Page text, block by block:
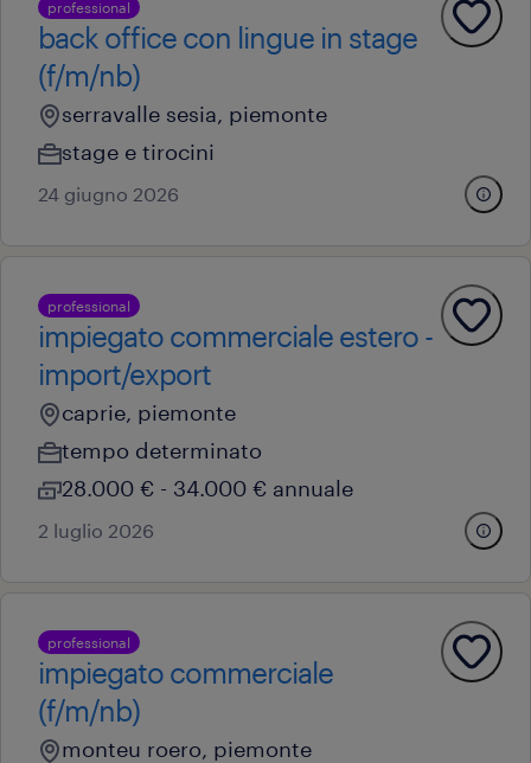
professional
back office con lingue in stage
(f/m/nb)
serravalle sesia, piemonte
stage e tirocini
24 giugno 2026
professional
impiegato commerciale estero -
import/export
caprie, piemonte
tempo determinato
28.000 € - 34.000 € annuale
2 luglio 2026
professional
impiegato commerciale
(f/m/nb)
monteu roero, piemonte